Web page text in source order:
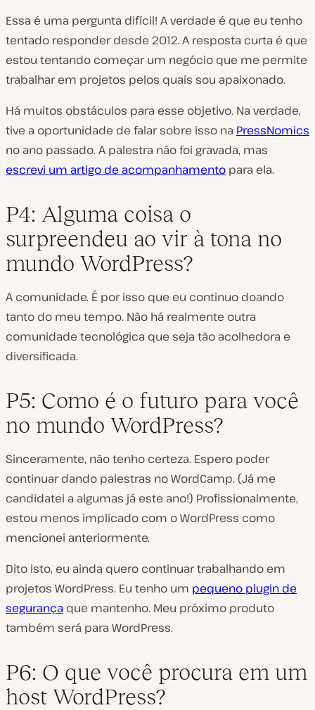
Essa é uma pergunta difícil! A verdade é que eu tenho
tentado responder desde 2012. A resposta curta é que
estou tentando começar um negócio que me permite
trabalhar em projetos pelos quais sou apaixonado.
Há muitos obstáculos para esse objetivo. Na verdade,
tive a oportunidade de falar sobre isso na PressNomics
no ano passado. A palestra não foi gravada, mas
escrevi um artigo de acompanhamento para ela.
P4: Alguma coisa o
surpreendeu ao vir à tona no
mundo WordPress?
A comunidade. É por isso que eu continuo doando
tanto do meu tempo. Não há realmente outra
comunidade tecnológica que seja tão acolhedora e
diversificada.
P5: Como é o futuro para você
no mundo WordPress?
Sinceramente, não tenho certeza. Espero poder
continuar dando palestras no WordCamp. (Já me
candidatei a algumas já este ano!) Profissionalmente,
estou menos implicado com o WordPress como
mencionei anteriormente.
Dito isto, eu ainda quero continuar trabalhando em
projetos WordPress. Eu tenho um pequeno plugin de
segurança que mantenho. Meu próximo produto
também será para WordPress.
P6: O que você procura em um
host WordPress?